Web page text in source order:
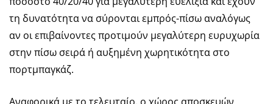
τη δυνατότητα να σύρονται εμπρός-πίσω αναλόγως
αν οι επιβαίνοντες προτιμούν μεγαλύτερη ευρυχωρία
στην πίσω σειρά ή αυξημένη χωρητικότητα στο
πορτμπαγκάζ.